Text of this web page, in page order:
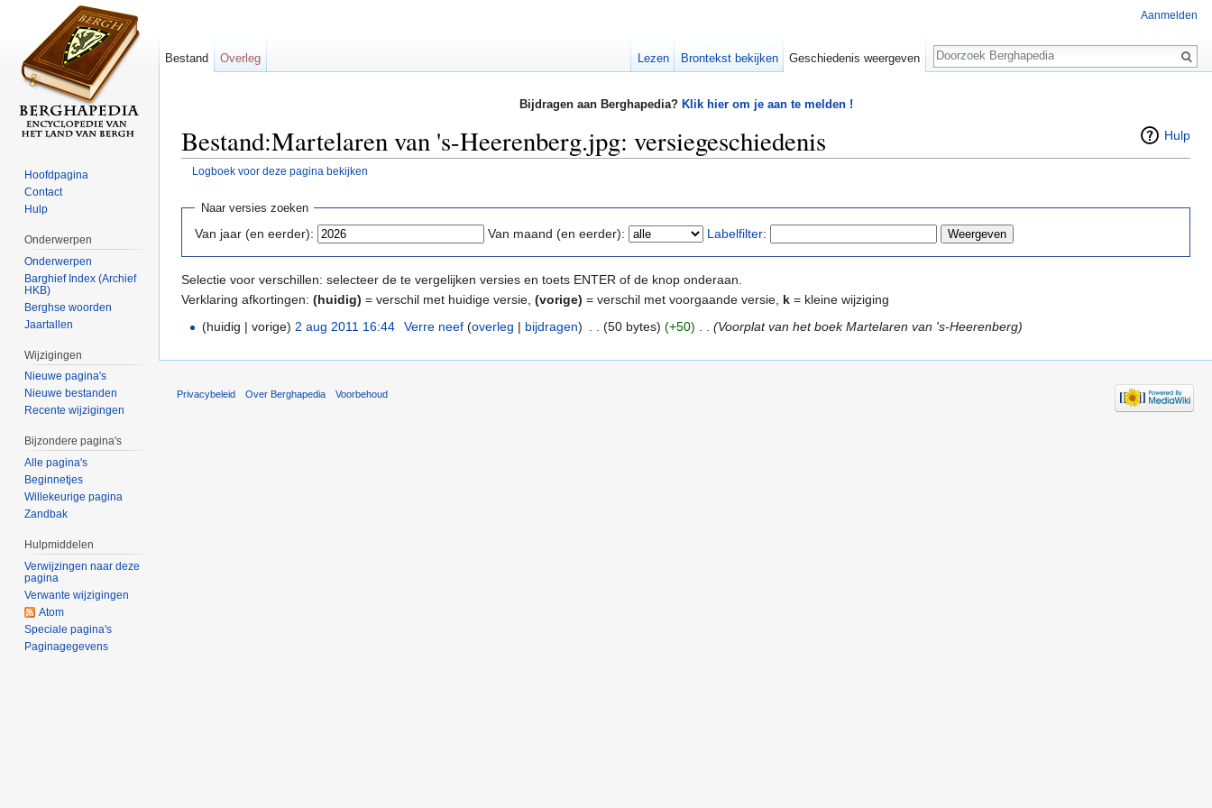
Bijdragen aan Berghapedia? Klik hier om je aan te melden !
Hulp
Bestand:Martelaren van 's-Heerenberg.jpg: versiegeschiedenis
Logboek voor deze pagina bekijken
Naar versies zoeken
Van jaar (en eerder): Van maand (en eerder): Labelfilter:
Selectie voor verschillen: selecteer de te vergelijken versies en toets ENTER of de knop onderaan.
Verklaring afkortingen: (huidig) = verschil met huidige versie, (vorige) = verschil met voorgaande versie, k = kleine wijziging
(huidig | vorige) 2 aug 2011 16:44 Verre neef (overleg | bijdragen) (50 bytes) (+50) (Voorplat van het boek Martelaren van 's-Heerenberg)
Aanmelden
Bestand Overleg Lezen Brontekst bekijken Geschiedenis weergeven
Zoeken
Hoofdpagina
Contact
Hulp
Onderwerpen
Onderwerpen
Barghief Index (Archief
HKB)
Berghse woorden
Jaartallen
Wijzigingen
Nieuwe pagina's
Nieuwe bestanden
Recente wijzigingen
Bijzondere pagina's
Alle pagina's
Beginnetjes
Willekeurige pagina
Zandbak
Hulpmiddelen
Verwijzingen naar deze
pagina
Verwante wijzigingen
Atom
Speciale pagina's
Paginagegevens
Privacybeleid Over Berghapedia Voorbehoud